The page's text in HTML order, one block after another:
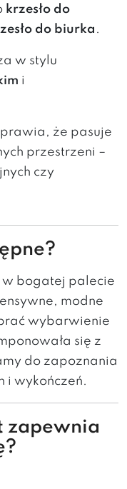
krzesło do
do biurka .
w stylu
i
że pasuje
przestrzeni –
czy
w bogatej palecie
modne
wybarwienie
się z
do zapoznania
i wykończeń.
zapewnia